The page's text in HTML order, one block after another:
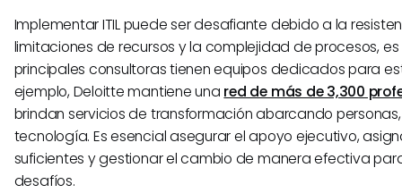
Implementar ITIL puede ser desafiante debido a la
limitaciones de recursos y la complejidad de procesos,
principales consultoras tienen equipos dedicados para
ejemplo, Deloitte mantiene una red de más de 3,300
brindan servicios de transformación abarcando
tecnología. Es esencial asegurar el apoyo ejecutivo,
suficientes y gestionar el cambio de manera efectiva
desafíos.